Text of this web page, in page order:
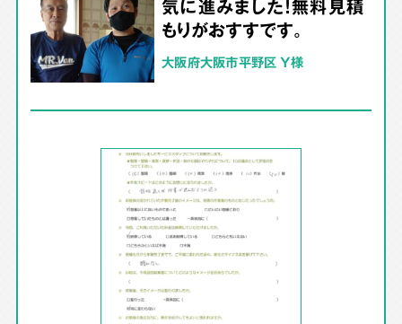
気に進みました！無料見積
もりがおすすです。
大阪府大阪市平野区 Y様